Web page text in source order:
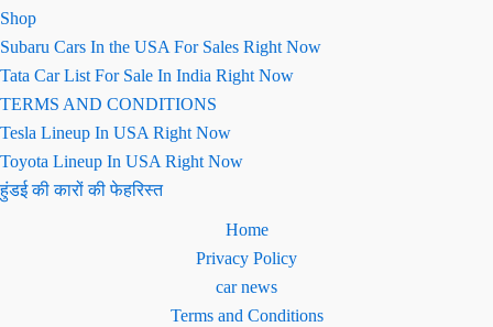
Shop
Subaru Cars In the USA For Sales Right Now
Tata Car List For Sale In India Right Now
TERMS AND CONDITIONS
Tesla Lineup In USA Right Now
Toyota Lineup In USA Right Now
हुंडई की कारों की फेहरिस्त
Home
Privacy Policy
car news
Terms and Conditions